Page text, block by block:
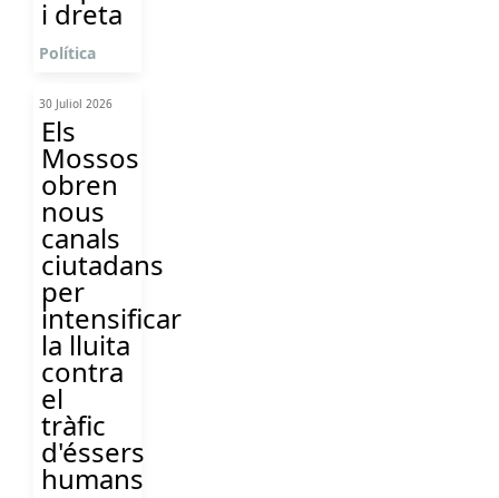
i dreta
Política
30 Juliol 2026
Els
Mossos
obren
nous
canals
ciutadans
per
intensificar
la lluita
contra
el
tràfic
d'éssers
humans